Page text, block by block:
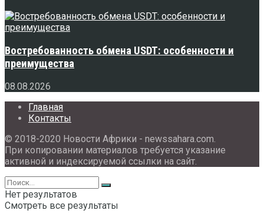
Востребованность обмена USDT: особенности и
преимущества
08.08.2026
Главная
Контакты
© 2018-2020 Новости Африки - newssahara.com.
При копировании материалов требуется указание
активной и индексируемой ссылки на сайт.
Нет результатов
Смотреть все результаты